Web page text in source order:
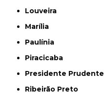
Louveira
Marília
Paulínia
Piracicaba
Presidente Prudente
Ribeirão Preto